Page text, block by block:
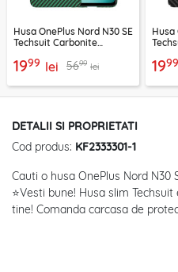
Husa OnePlus Nord N30 SE
Techsuit Carbonite
1999 lei 5699 lei
Husa
1999
DETALII SI PROPRIETATI
Cod produs: KF2333301-1
Cauti o husa OnePlus Nord N30
⭐Vesti bune! Husa slim
tine! Comanda carcasa de